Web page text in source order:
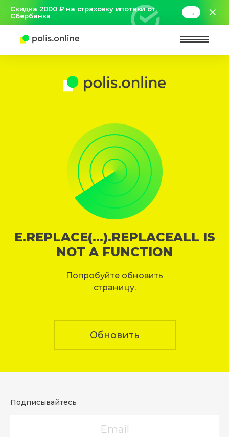
Скидка 2000 ₽ на страховку ипотеки от
Сбербанка
→
E.REPLACE(...).REPLACEALL IS
NOT A FUNCTION
Попробуйте обновить
страницу.
Обновить
Подписывайтесь